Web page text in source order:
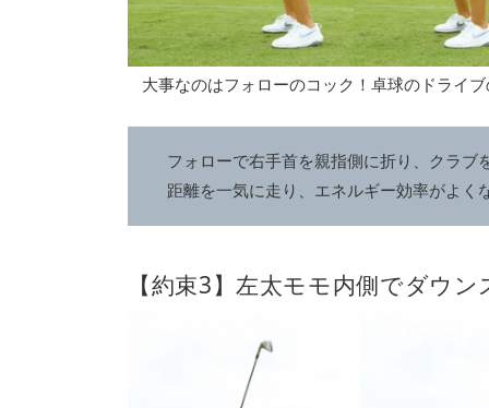
大事なのはフォローのコック！卓球のドラ
フォローで右手首を親指側に折り、クラ
距離を一気に走り、エネルギー効率がよく
【約束3】左太モモ内側でダウ